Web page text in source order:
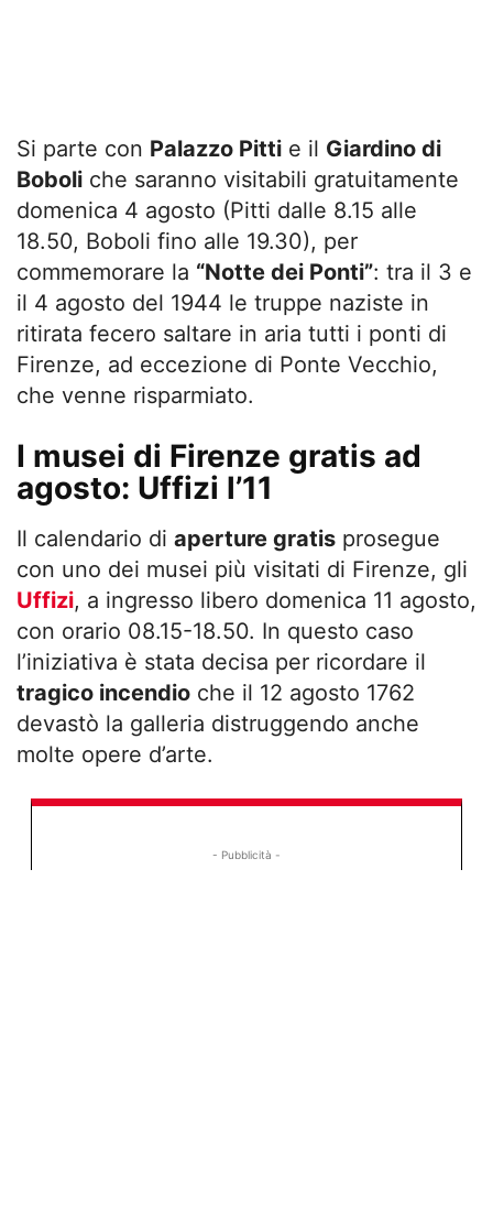
Si parte con Palazzo Pitti e il Giardino di
Boboli che saranno visitabili gratuitamente
domenica 4 agosto (Pitti dalle 8.15 alle
18.50, Boboli fino alle 19.30), per
commemorare la “Notte dei Ponti”: tra il 3 e
il 4 agosto del 1944 le truppe naziste in
ritirata fecero saltare in aria tutti i ponti di
Firenze, ad eccezione di Ponte Vecchio,
che venne risparmiato.
I musei di Firenze gratis ad
agosto: Uffizi l’11
Il calendario di aperture gratis prosegue
con uno dei musei più visitati di Firenze, gli
Uffizi, a ingresso libero domenica 11 agosto,
con orario 08.15-18.50. In questo caso
l’iniziativa è stata decisa per ricordare il
tragico incendio che il 12 agosto 1762
devastò la galleria distruggendo anche
molte opere d’arte.
- Pubblicità -